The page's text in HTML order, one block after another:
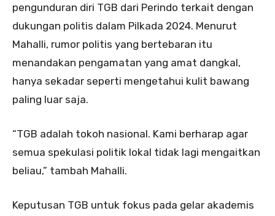
pengunduran diri TGB dari Perindo terkait dengan
dukungan politis dalam Pilkada 2024. Menurut
Mahalli, rumor politis yang bertebaran itu
menandakan pengamatan yang amat dangkal,
hanya sekadar seperti mengetahui kulit bawang
paling luar saja.
“TGB adalah tokoh nasional. Kami berharap agar
semua spekulasi politik lokal tidak lagi mengaitkan
beliau,” tambah Mahalli.
Keputusan TGB untuk fokus pada gelar akademis